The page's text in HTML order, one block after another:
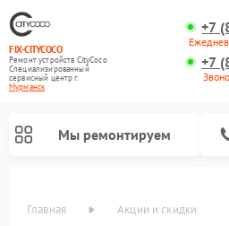
FIX-CITYCOCO
Ремонт устройств CityCoco
Специализированный
cервисный центр г.
Мурманск
+7
+7
Мы ремонтируем
Главная Акции и скидки